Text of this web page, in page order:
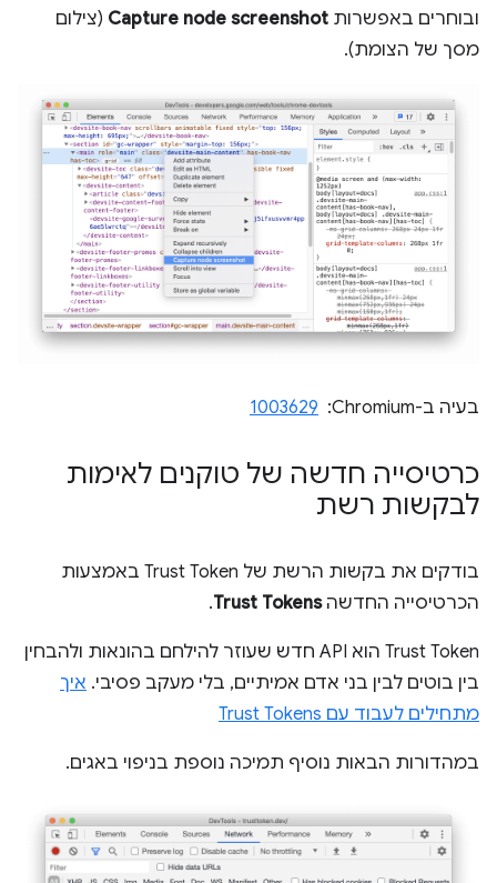
ובוחרים באפשרות Capture node screenshot (צילום
מסך של הצומת).
בעיה ב-Chromium: ‏ 1003629
כרטיסייה חדשה של טוקנים לאימות
לבקשות רשת
בודקים את בקשות הרשת של Trust Token באמצעות
הכרטיסייה החדשהTrust Tokens
.
Trust Token הוא API חדש שעוזר להילחם בהונאות ולהבחין
בין בוטים לבין בני אדם אמיתיים, בלי מעקב פסיבי. איך
מתחילים לעבוד עם Trust Tokens
במהדורות הבאות נוסיף תמיכה נוספת בניפוי באגים.